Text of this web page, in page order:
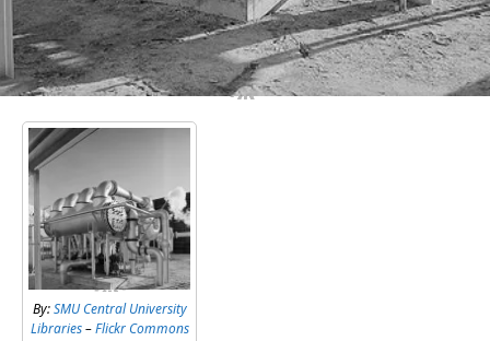
By:SMU Central University
Libraries–Flickr Commons